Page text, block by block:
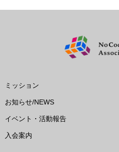
ミッション
お知らせ/NEWS
イベント・活動報告
入会案内